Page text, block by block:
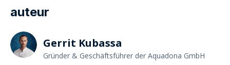
auteur
Gerrit Kubassa
Gründer & Geschäftsführer der Aquadona GmbH